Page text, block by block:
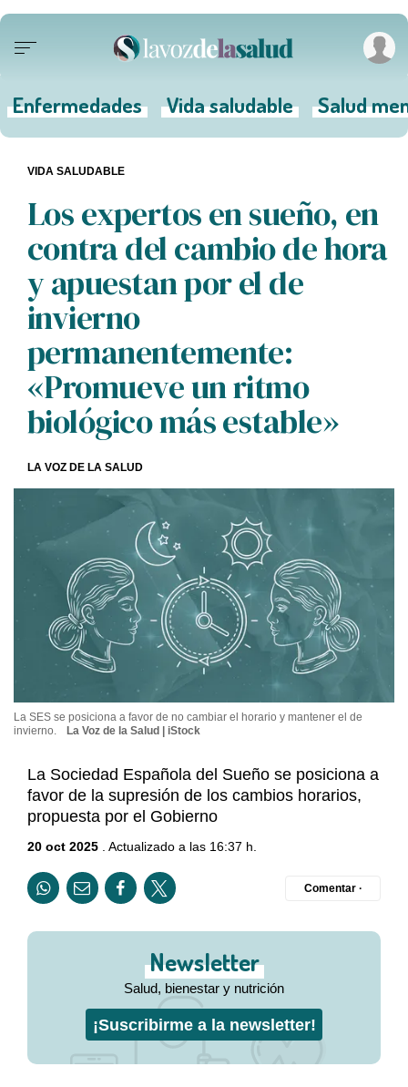
Enfermedades Vida saludable Salud
Los expertos en sueño, en
contra del cambio de hora
y apuestan por el de
invierno
permanentemente:
«Promueve un ritmo
biológico más estable»
LA VOZ DE LA SALUD
VIDA SALUDABLE
La SES se posiciona a favor de no cambiar el horario y mantener el de
invierno.
La Voz de la Salud | iStock
La Sociedad Española del Sueño se posiciona a
favor de la supresión de los cambios horarios,
propuesta por el Gobierno
20 oct 2025 . Actualizado a las 16:37 h.
Comentar ·
Newsletter
Salud, bienestar y nutrición
¡Suscribirme a la newsletter!